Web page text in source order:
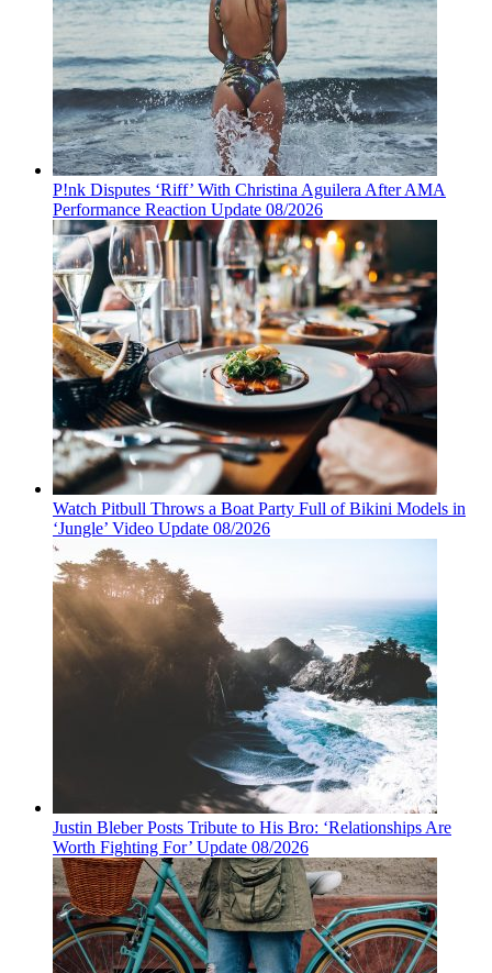
P!nk Disputes ‘Riff’ With Christina Aguilera After AMA
Performance Reaction Update 08/2026
Watch Pitbull Throws a Boat Party Full of Bikini Models in
‘Jungle’ Video Update 08/2026
Justin Bleber Posts Tribute to His Bro: ‘Relationships Are
Worth Fighting For’ Update 08/2026